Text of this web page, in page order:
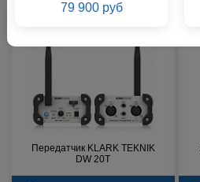
79 900 руб
Передатчик KLARK TEKNIK
DW 20T